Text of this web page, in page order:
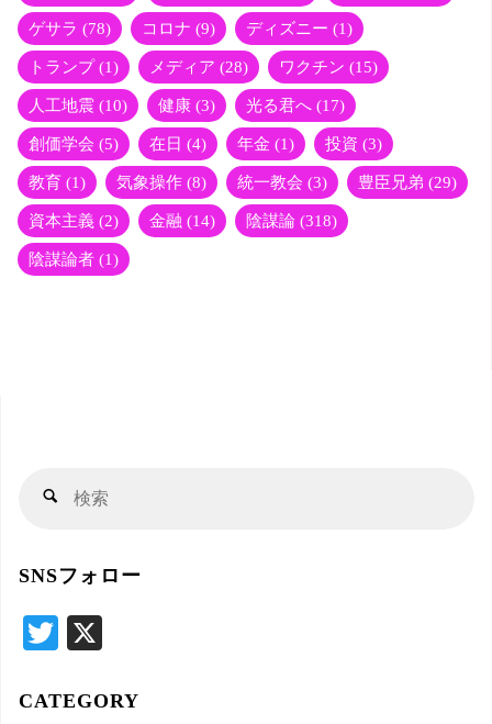
ゲサラ (78) コロナ (9) ディズニー (1)
トランプ(1) メディア (28) ワクチン (15)
人工地震 (10) 健康 (3) 光る君へ (17)
創価学会 (5) 在日 (4) 年金 (1) 投資 (3)
教育 (1) 気象操作 (8) 統一教会 (3) 豊臣兄弟 (29)
資本主義 (2) 金融 (14) 陰謀論 (318)
陰謀論者 (1)
検
SNSフォロー
T
tte
CATEGORY